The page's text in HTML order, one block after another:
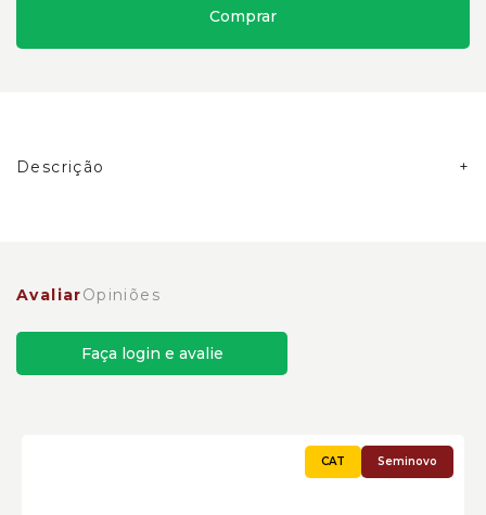
Comprar
Descrição
AvaliarOpiniões
Faça login e avalie
Seminovo